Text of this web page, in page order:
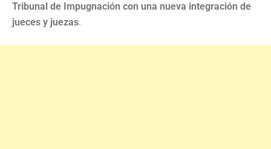
Tribunal de Impugnación con una nueva integración de
jueces y juezas.